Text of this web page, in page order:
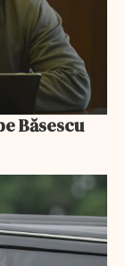
Băsescu